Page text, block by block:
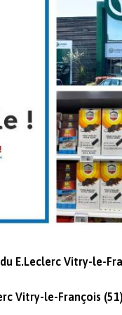
E.Leclerc Vitry-le-
Vitry-le-François